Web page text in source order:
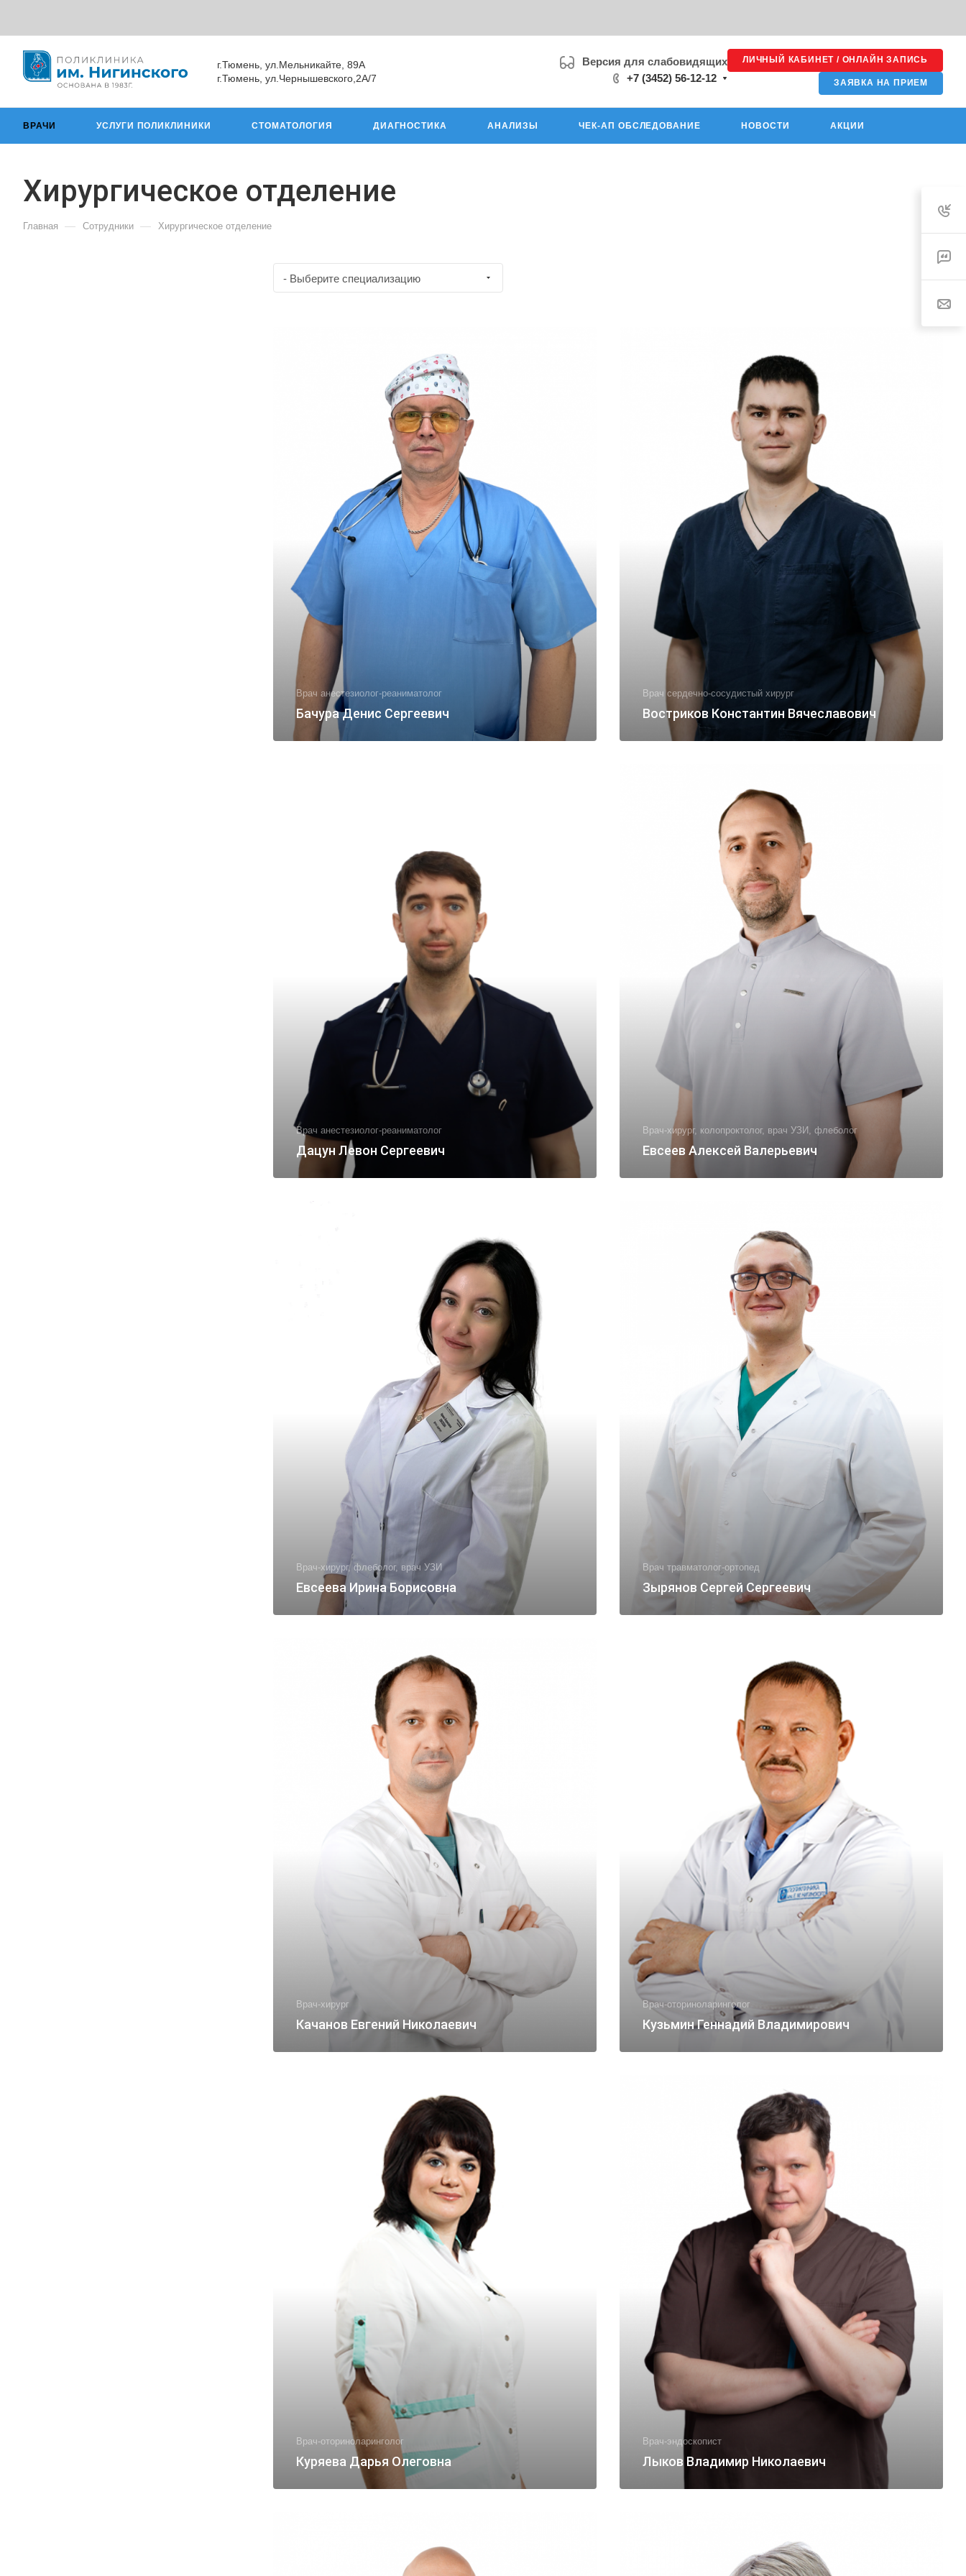
г.Тюмень, ул.Мельникайте, 89А
г.Тюмень, ул.Чернышевского,2А/7
Версия для слабовидящих
+7 (3452) 56-12-12
ЛИЧНЫЙ КАБИНЕТ / ОНЛАЙН ЗАПИСЬ
ЗАЯВКА НА ПРИЕМ
ВРАЧИ УСЛУГИ ПОЛИКЛИНИКИ СТОМАТОЛОГИЯ ДИАГНОСТИКА АНАЛИЗЫ ЧЕК-АП ОБСЛЕДОВАНИЕ НОВОСТИ АКЦИИ
Хирургическое отделение
Главная — Сотрудники — Хирургическое отделение
- Выберите специализацию
Врач анестезиолог-реаниматолог
Бачура Денис Сергеевич
Врач сердечно-сосудистый хирург
Востриков Константин Вячеславович
Врач анестезиолог-реаниматолог
Дацун Левон Сергеевич
Врач-хирург, колопроктолог, врач УЗИ, флеболог
Евсеев Алексей Валерьевич
Врач-хирург, флеболог, врач УЗИ
Евсеева Ирина Борисовна
Врач травматолог-ортопед
Зырянов Сергей Сергеевич
Врач-хирург
Качанов Евгений Николаевич
Врач-оториноларинголог
Кузьмин Геннадий Владимирович
Врач-оториноларинголог
Куряева Дарья Олеговна
Врач-эндоскопист
Лыков Владимир Николаевич